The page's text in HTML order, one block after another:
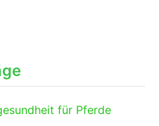
für Pferde